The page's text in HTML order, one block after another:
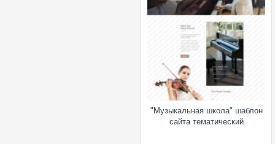
"Музыкальная школа" шаблон
сайта тематический